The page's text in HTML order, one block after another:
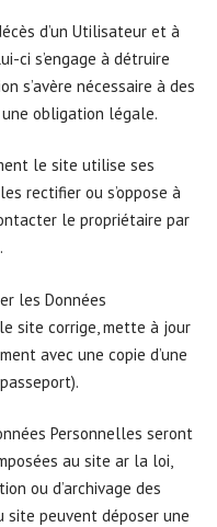
d’un Utilisateur et à
ci s’engage à détruire
s’avère nécessaire à des
obligation légale.
le site utilise ses
rectifier ou s’oppose à
le propriétaire par
les Données
site corrige, mette à jour
avec une copie d’une
Personnelles seront
au site ar la loi,
ou d’archivage des
site peuvent déposer une